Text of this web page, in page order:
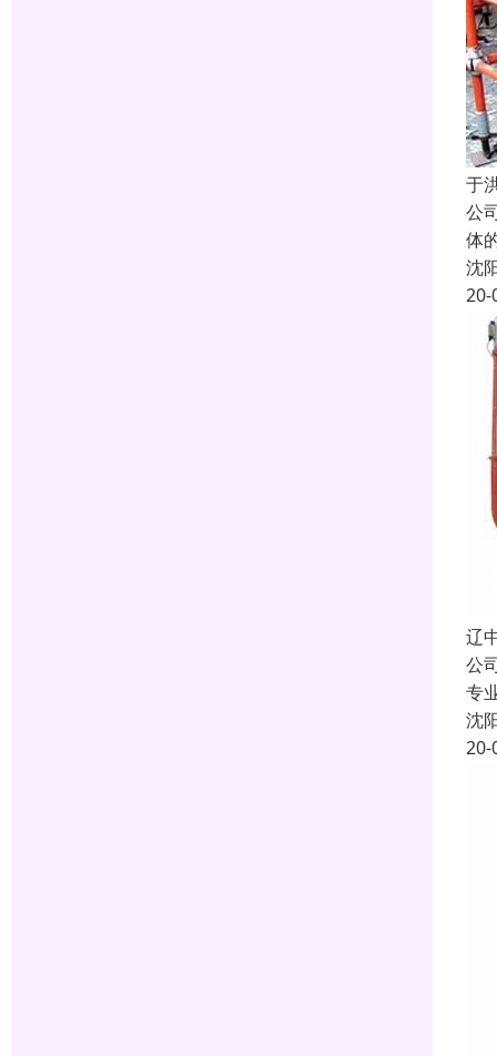
于
公
体
沈
20-
辽
公
专
沈
20-